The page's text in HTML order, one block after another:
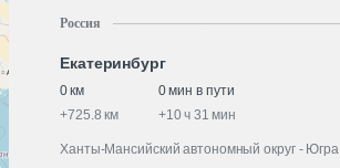
Россия
Екатеринбург
0 км
0 мин в пути
+725.8 км +10 ч 31 мин
Ханты-Мансийский автономный округ - Югра